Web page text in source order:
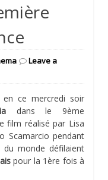
Leave a
en ce mercredi soir
dans le 9ème
film réalisé par Lisa
Scamarcio pendant
du monde défilaient
pour la 1ère fois à